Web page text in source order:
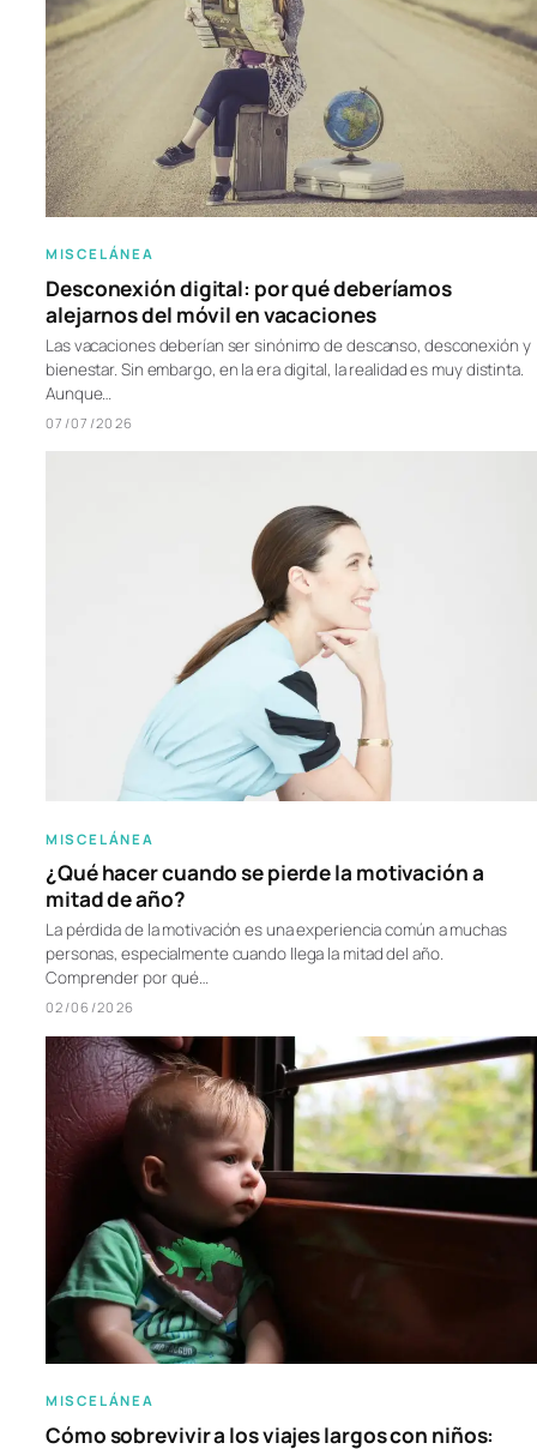
MISCELÁNEA
Desconexión digital: por qué deberíamos
alejarnos del móvil en vacaciones
Las vacaciones deberían ser sinónimo de descanso, desconexión y
bienestar. Sin embargo, en la era digital, la realidad es muy distinta.
Aunque…
07/07/2026
MISCELÁNEA
¿Qué hacer cuando se pierde la motivación a
mitad de año?
La pérdida de la motivación es una experiencia común a muchas
personas, especialmente cuando llega la mitad del año.
Comprender por qué…
02/06/2026
MISCELÁNEA
Cómo sobrevivir a los viajes largos con niños: